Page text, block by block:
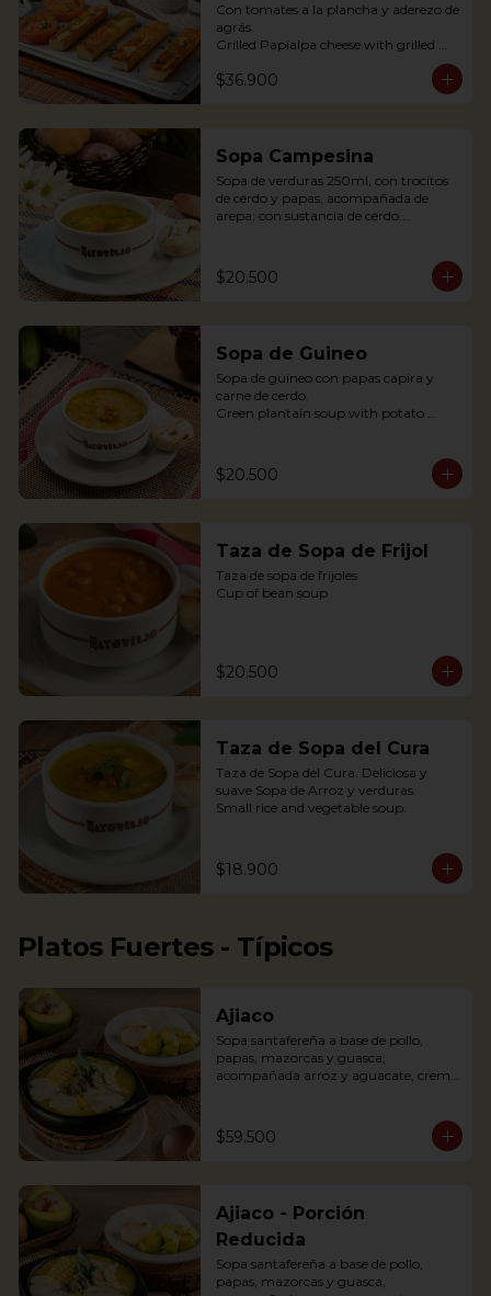
Con tomates a la plancha y aderezo de
agrás.
Grilled Papialpa cheese with grilled
$36.900
Sopa Campesina
Sopa de verduras 250ml, con trocitos
de cerdo y papas, acompañada de
arepa; con sustancia de cerdo.
arepa; with pork substance.
$20.500
Sopa de Guineo
Sopa de guineo con papas capira y
carne de cerdo.
Green plantain soup with potato
$20.500
Taza de Sopa de Frijol
Taza de sopa de frijoles
Cup of bean soup
$20.500
Taza de Sopa del Cura
Taza de Sopa del Cura. Deliciosa y
suave Sopa de Arroz y verduras.
Small rice and vegetable soup.
$18.900
Platos Fuertes - Típicos
Ajiaco
Sopa santafereña a base de pollo,
papas, mazorcas y guasca,
acompañada arroz y aguacate, crema
An Ajiaco is Bogota’s chicken and
potato soup with corn on the cob and
$59.500
Ajiaco - Porción
Reducida
Sopa santafereña a base de pollo,
papas, mazorcas y guasca,